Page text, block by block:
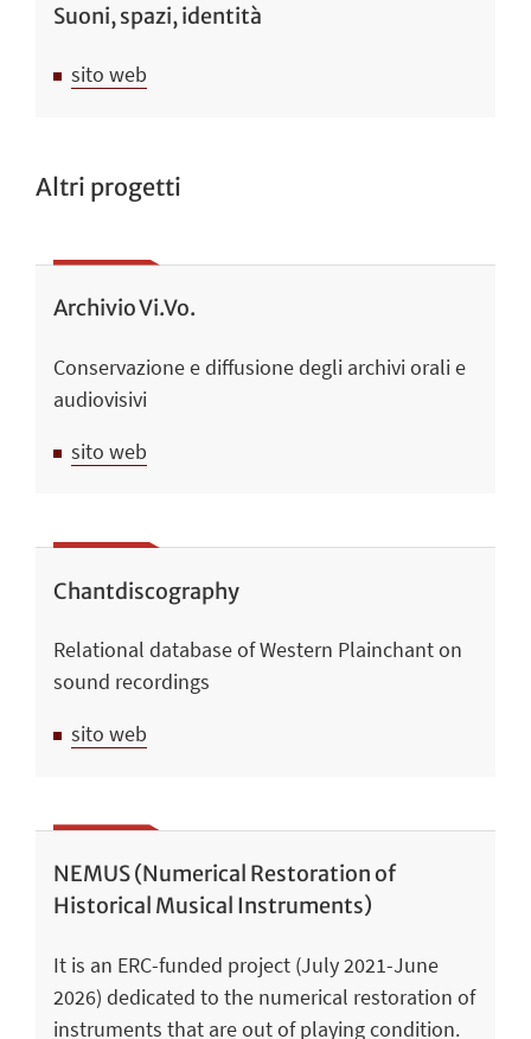
Suoni, spazi, identità
sito web
Altri progetti
Archivio Vi.Vo.
Conservazione e diffusione degli archivi orali e
audiovisivi
sito web
Chantdiscography
Relational database of Western Plainchant on
sound recordings
sito web
NEMUS (Numerical Restoration of
Historical Musical Instruments)
It is an ERC-funded project (July 2021-June
2026) dedicated to the numerical restoration of
instruments that are out of playing condition.